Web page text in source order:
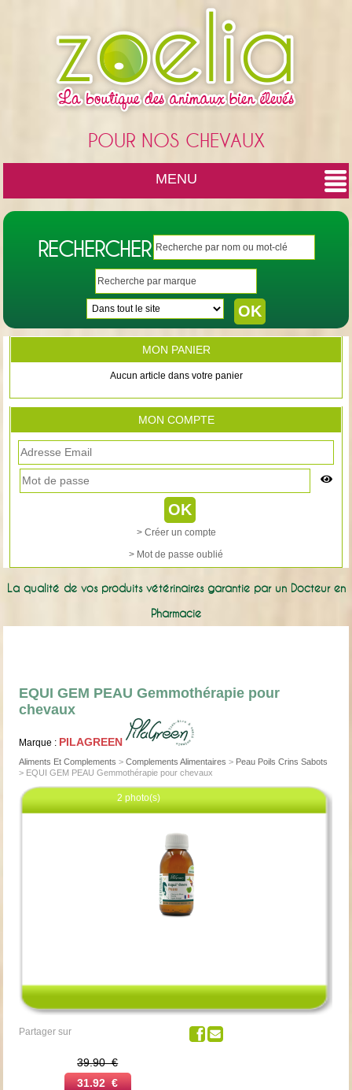
POUR NOS CHEVAUX
MENU
RECHERCHER
MON PANIER
Aucun article dans votre panier
MON COMPTE
> Créer un compte
> Mot de passe oublié
La qualité de vos produits vétérinaires garantie par un Docteur en
Pharmacie
EQUI GEM PEAU Gemmothérapie pour
chevaux
Marque : PILAGREEN
Aliments Et Complements > Complements Alimentaires > Peau Poils Crins Sabots
> EQUI GEM PEAU Gemmothérapie pour chevaux
2 photo(s)
Partager sur
39.90 €
31.92 €